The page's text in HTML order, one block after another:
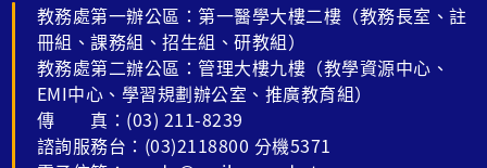
教務處第一辦公區：第一醫學大樓二樓（教務長室、註
冊組、課務組、招生組、研教組）
教務處第二辦公區：管理大樓九樓（教學資源中心、
EMI中心、學習規劃辦公室、推廣教育組）
傳 真：(03) 211-8239
諮詢服務台：(03)2118800 分機5371